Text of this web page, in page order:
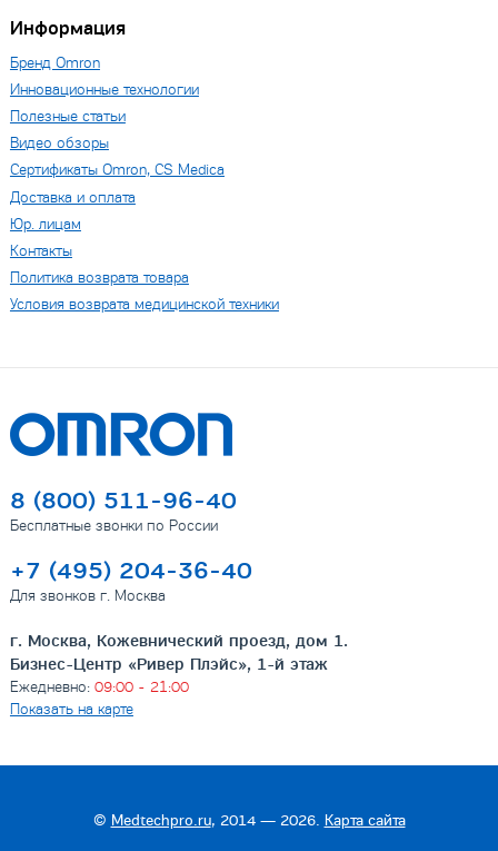
Информация
Бренд Omron
Инновационные технологии
Полезные статьи
Видео обзоры
Сертификаты Omron, CS Medica
Доставка и оплата
Юр. лицам
Контакты
Политика возврата товара
Условия возврата медицинской техники
8 (800) 511-96-40
Бесплатные звонки по России
+7 (495) 204-36-40
Для звонков г. Москва
г. Москва, Кожевнический проезд, дом 1.
Бизнес-Центр «Ривер Плэйс», 1-й этаж
Ежедневно: 09:00 - 21:00
Показать на карте
© Medtechpro.ru, 2014 — 2026. Карта сайта